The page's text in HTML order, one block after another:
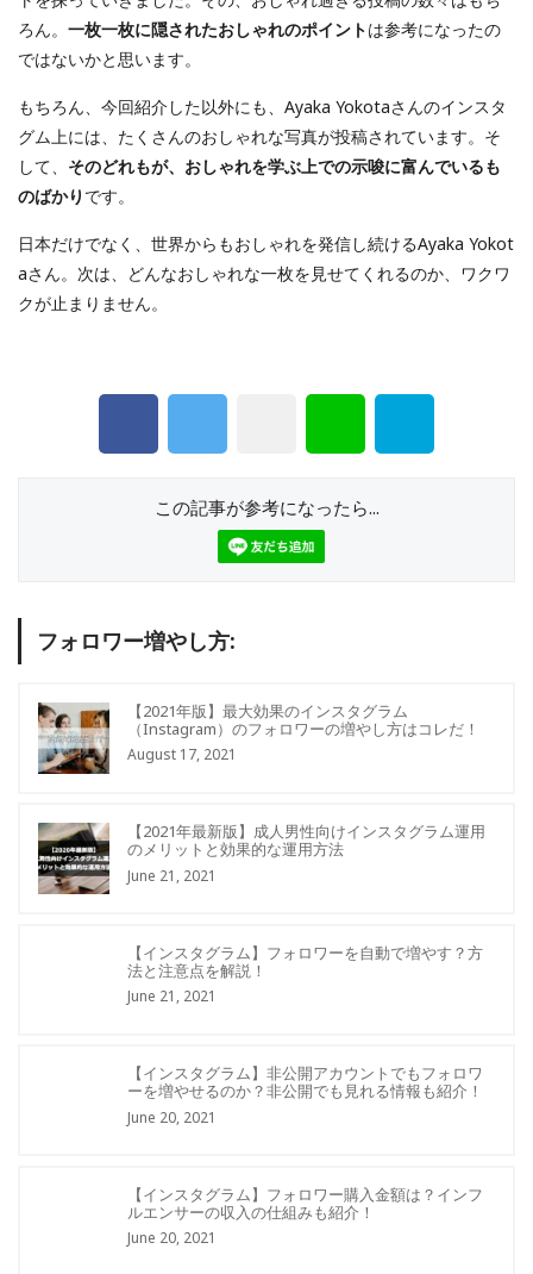
ろん。 一枚一枚に隠されたおしゃれのポイントは参考になったの
ではないかと思います。
もちろん、今回紹介した以外にも、Ayaka Yokotaさんのインスタ
グム上には、たくさんのおしゃれな写真が投稿されています。そ
して、 そのどれもが、おしゃれを学ぶ上での示唆に富んでいるも
のばかり です。
日本だけでなく、世界からもおしゃれを発信し続けるAyaka Yokot
aさん。次は、どんなおしゃれな一枚を見せてくれるのか、ワクワ
クが止まりません。
この記事が参考になったら...
フォロワー増やし方:
【2021年版】最大効果のインスタグラム
（Instagram）のフォロワーの増やし方はコレだ！
August 17, 2021
【2021年最新版】成人男性向けインスタグラム運用
のメリットと効果的な運用方法
June 21, 2021
【インスタグラム】フォロワーを自動で増やす？方
法と注意点を解説！
June 21, 2021
【インスタグラム】非公開アカウントでもフォロワ
ーを増やせるのか？非公開でも見れる情報も紹介！
June 20, 2021
【インスタグラム】フォロワー購入金額は？インフ
ルエンサーの収入の仕組みも紹介！
June 20, 2021